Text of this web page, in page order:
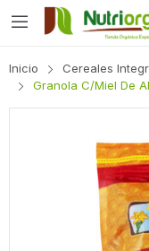
Inicio
Cereales
Granola C/Miel De